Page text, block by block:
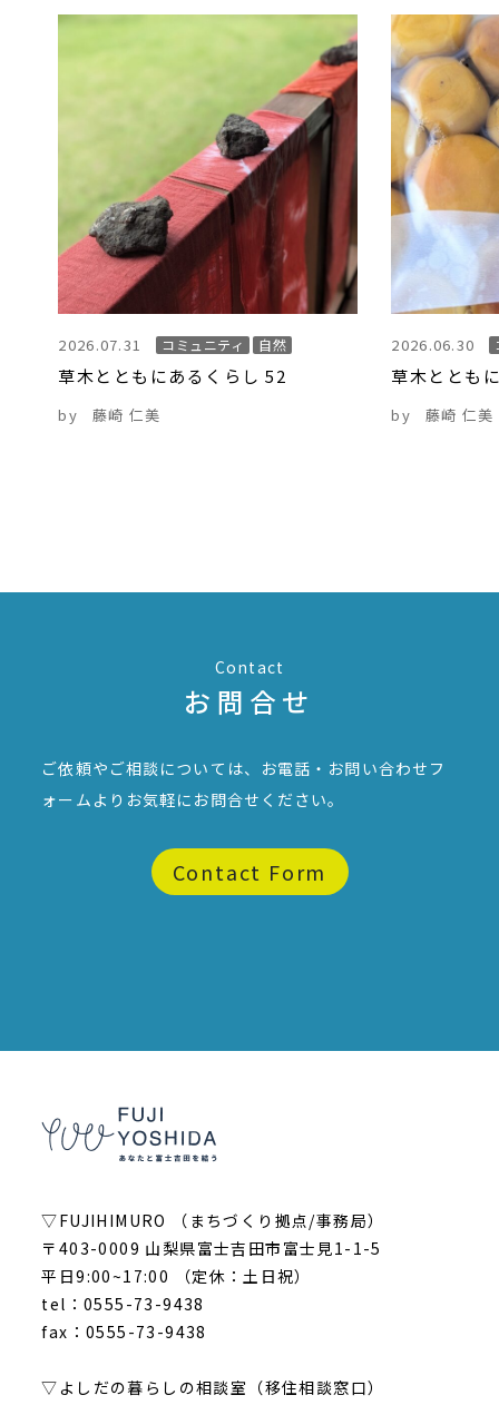
2026.07.31 コミュニティ 自然
草木とともにあるくらし 52
by 藤崎 仁美
2026.06.30
草木ととも
by 藤崎 仁美
Contact
お問合せ
ご依頼やご相談については、お電話・お問い合わせフ
ォームより お気軽にお問合せください。
Contact Form
▽FUJIHIMURO （まちづくり拠点/事務局）
〒403-0009 山梨県富士吉田市富士見1-1-5
平日9:00~17:00 （定休：土日祝）
tel：0555-73-9438
fax：0555-73-9438
▽よしだの暮らしの相談室（移住相談窓口）